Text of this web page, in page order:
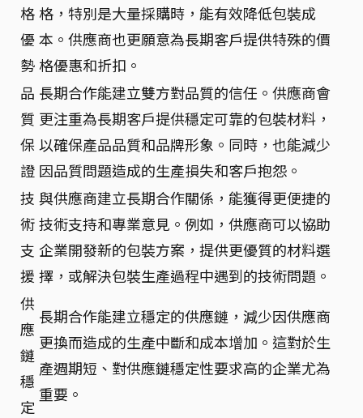
格
優
勢
格，特別是大量採購時，能有效降低包裝成
本。供應商也更願意為長期客戶提供特殊的價
格優惠和折扣。
品
質
保
證
長期合作能建立雙方對品質的信任。供應商會
更注重為長期客戶提供穩定可靠的包裝材料，
以確保產品品質和品牌形象。同時，也能減少
因品質問題造成的生產損失和客戶抱怨。
技
術
支
援
與供應商建立長期合作關係，能獲得更便捷的
技術支持和專業意見。例如，供應商可以協助
企業開發新的包裝方案，提供更優質的材料選
擇，或解決包裝生產過程中遇到的技術問題。
供
應
鏈
穩
定
長期合作能建立穩定的供應鏈，減少因供應商
更換而造成的生產中斷和成本增加。這對於生
產週期短、對供應鏈穩定性要求高的企業尤為
重要。